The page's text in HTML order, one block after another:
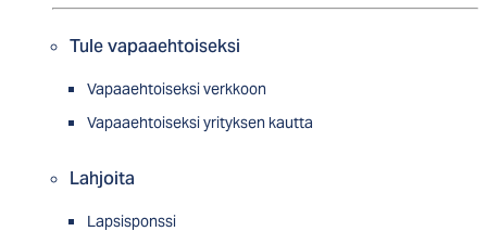
Tule vapaaehtoiseksi
Vapaaehtoiseksi verkkoon
Vapaaehtoiseksi yrityksen kautta
Lahjoita
Lapsisponssi